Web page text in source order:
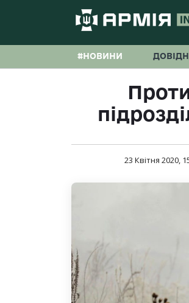
#НОВИНИ
23 Квітня 2020,